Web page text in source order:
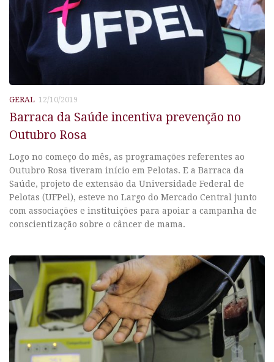
GERAL 12/10/2019
Barraca da Saúde incentiva prevenção no
Outubro Rosa
Logo no começo do mês, as programações referentes ao
Outubro Rosa tiveram início em Pelotas. E a Barraca da
Saúde, projeto de extensão da Universidade Federal de
Pelotas (UFPel), esteve no Largo do Mercado Central junto
com associações e instituições para apoiar a campanha de
conscientização sobre o câncer de mama.